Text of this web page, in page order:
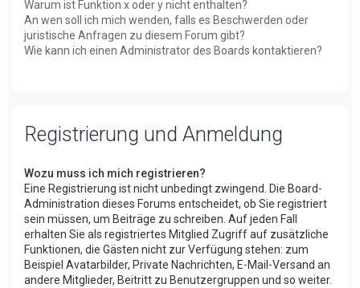
Warum ist Funktion x oder y nicht enthalten?
An wen soll ich mich wenden, falls es Beschwerden oder
juristische Anfragen zu diesem Forum gibt?
Wie kann ich einen Administrator des Boards kontaktieren?
Registrierung und Anmeldung
Wozu muss ich mich registrieren?
Eine Registrierung ist nicht unbedingt zwingend. Die Board-
Administration dieses Forums entscheidet, ob Sie registriert
sein müssen, um Beiträge zu schreiben. Auf jeden Fall
erhalten Sie als registriertes Mitglied Zugriff auf zusätzliche
Funktionen, die Gästen nicht zur Verfügung stehen: zum
Beispiel Avatarbilder, Private Nachrichten, E-Mail-Versand an
andere Mitglieder, Beitritt zu Benutzergruppen und so weiter.